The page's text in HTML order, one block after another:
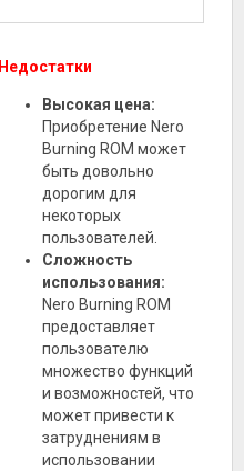
Недостатки
Высокая цена:
Приобретение Nero
Burning ROM может
быть довольно
дорогим для
некоторых
пользователей.
Сложность
использования:
Nero Burning ROM
предоставляет
пользователю
множество функций
и возможностей, что
может привести к
затруднениям в
использовании